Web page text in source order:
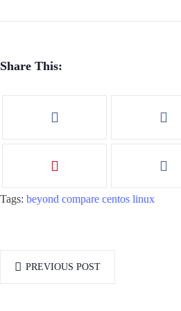
Share This:
Tags: beyond compare centos linux
PREVIOUS POST